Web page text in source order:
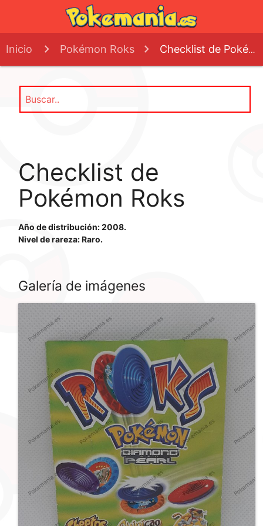
Inicio Pokémon Roks Checklist de Pokémon Roks
Checklist de
Pokémon Roks
Año de distribución: 2008.
Nivel de rareza: Raro.
Galería de imágenes